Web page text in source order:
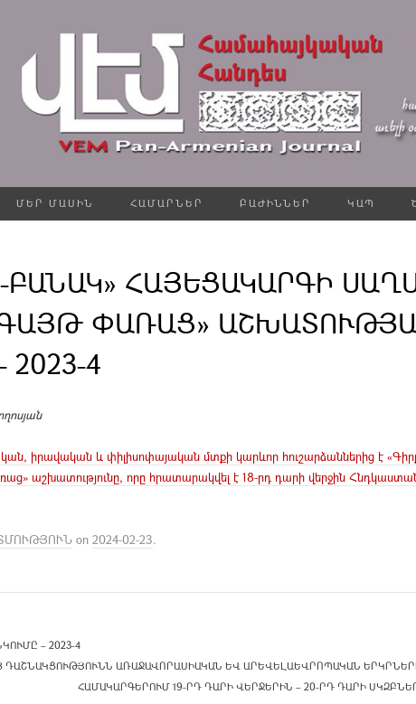
ՄԵՐ ՄԱՍԻՆ ՀԱՄԱՐՆԵՐ ԲԱԺԻՆՆԵՐ ԿԱՊ
ԲԱՆԱԿ» ՀԱՅԵՑԱԿԱՐԳԻ
ՓԱՌԱՑ»
2023-4
իրավական և փիլիսոփայական մտքի կարևոր հուշարձաններից է
աշխատությունը, որը հրատարակվել է 18-րդ դարի վերջին
on 2024-02-23.
– 2023-4
ԴԱՇՆԱԿՑՈՒԹՅՈՒՆՆ ԱՌԱՋԱՎՈՐԱՍԻԱԿԱՆ ԵՎ ԱՐԵՎԵԼԱԵՎՐՈՊԱԿԱՆ
ՀԱՄԱԿԱՐԳԵՐՈՒՄ 19-ՐԴ ԴԱՐԻ ՎԵՐՋԵՐԻՆ – 20-ՐԴ ԴԱՐԻ